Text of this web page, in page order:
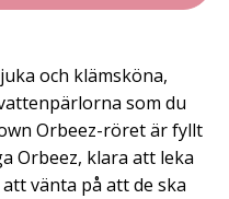
och klämsköna,
som du
Orbeez-röret är fyllt
Orbeez, klara att leka
vänta på att de ska